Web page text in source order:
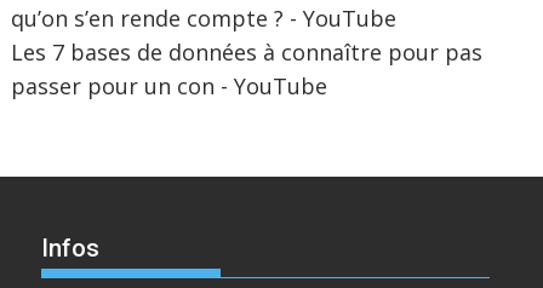
qu’on s’en rende compte ? - YouTube
Les 7 bases de données à connaître pour pas
passer pour un con - YouTube
Infos